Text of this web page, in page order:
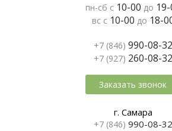
пн-сб с 10-00 до
вс с 10-00 до 18-
+7 (846) 990-08-32
+7 (927) 260-08-32
Заказать звонок
г. Самара
+7 (846) 990-08-32